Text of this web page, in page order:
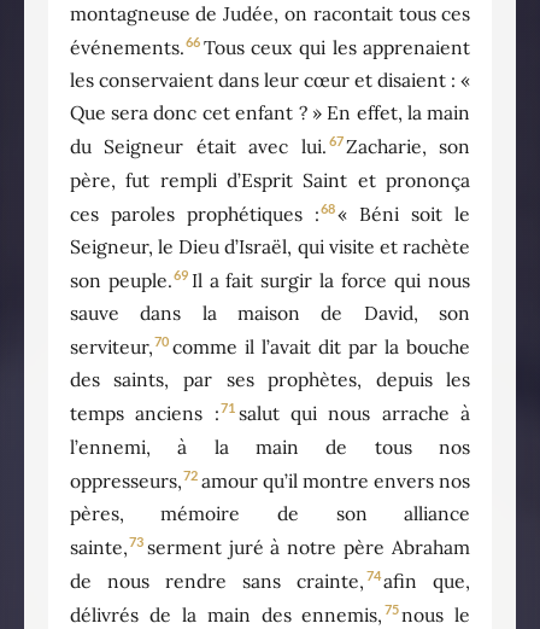
montagneuse de Judée, on racontait tous ces
événements.66 Tous ceux qui les apprenaient
les conservaient dans leur cœur et disaient : «
Que sera donc cet enfant ? » En effet, la main
du Seigneur était avec lui. 67Zacharie, son
père, fut rempli d’Esprit Saint et prononça
ces paroles prophétiques :68« Béni soit le
Seigneur, le Dieu d’Israël, qui visite et rachète
son peuple.69 Il a fait surgir la force qui nous
sauve dans la maison de David, son
serviteur,70 comme il l’avait dit par la bouche
des saints, par ses prophètes, depuis les
temps anciens :71 salut qui nous arrache à
l’ennemi, à la main de tous nos
oppresseurs,72 amour qu’il montre envers nos
pères, mémoire de son alliance
sainte,73 serment juré à notre père Abraham
de nous rendre sans crainte, 74afin que,
délivrés de la main des ennemis, 75nous le